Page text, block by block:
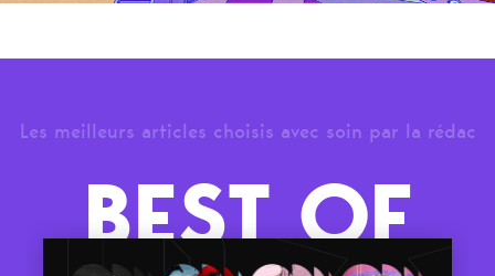
Les meilleurs articles choisis avec soin par la rédac
BEST OF